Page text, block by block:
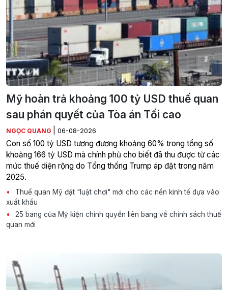
Mỹ hoàn trả khoảng 100 tỷ USD thuế quan
sau phán quyết của Tòa án Tối cao
NGỌC QUANG 06-08-2026
Con số 100 tỷ USD tương đương khoảng 60% trong tổng số
khoảng 166 tỷ USD mà chính phủ cho biết đã thu được từ các
mức thuế diện rộng do Tổng thống Trump áp đặt trong năm
2025.
Thuế quan Mỹ đặt "luật chơi" mới cho các nền kinh tế dựa vào
xuất khẩu
25 bang của Mỹ kiện chính quyền liên bang về chính sách thuế
quan mới